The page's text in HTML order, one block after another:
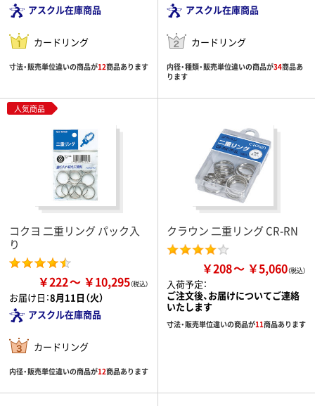
アスクル在庫商品
カードリング
寸法・販売単位違いの商品が12商品あります
アスクル在庫商品
カードリング
内径・種類・販売単位違いの商品が34商品あ
ります
人気商品
コクヨ 二重リング パック入
り
￥222 ￥10,295
お届け日：8月11日（火）
アスクル在庫商品
カードリング
内径・販売単位違いの商品が12商品あります
クラウン 二重リング CR-RN
￥208 ￥5,060
入荷予定：
ご注文後、お届けについてご連絡
いたします
寸法・販売単位違いの商品が11商品あります